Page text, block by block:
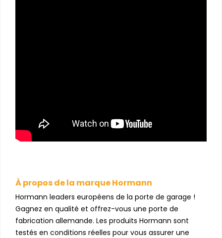
À propos de la marque Hormann
Hormann leaders européens de la porte de garage !
Gagnez en qualité et offrez-vous une porte de
fabrication allemande. Les produits Hormann sont
testés en conditions réelles pour vous assurer une